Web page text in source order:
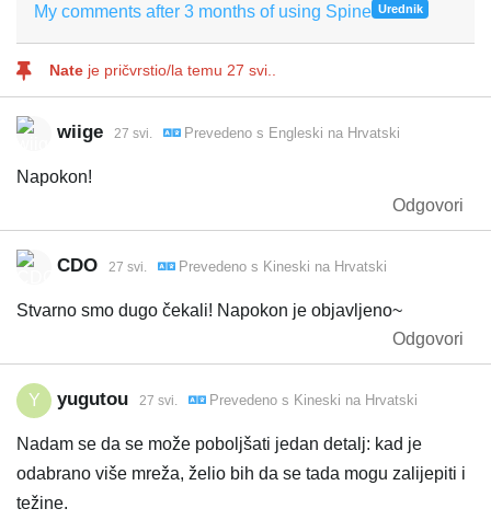
My comments after 3 months of using Spine Urednik
Nate je pričvrstio/la temu 27 svi.
wiige 27 svi. Prevedeno s Engleski na Hrvatski
Napokon!
Odgovori
CDO 27 svi. Prevedeno s Kineski na Hrvatski
Stvarno smo dugo čekali! Napokon je objavljeno~
Odgovori
Y yugutou 27 svi. Prevedeno s Kineski na Hrvatski
Nadam se da se može poboljšati jedan detalj: kad je
odabrano više mreža, želio bih da se tada mogu zalijepiti i
težine.